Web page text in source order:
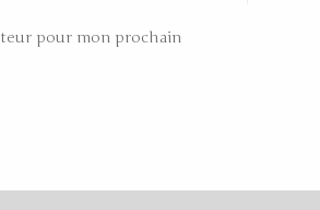
pour mon prochain